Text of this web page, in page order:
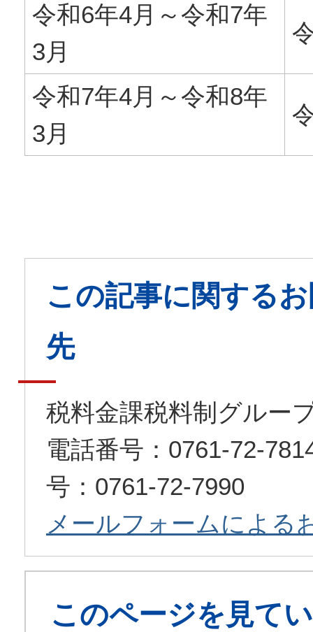
令和6年4月～令和7年
3月
令和7年4月～令和8年
3月
この記事に関する
先
税料金課税料制グルー
電話番号：0761-72-
号：0761-72-7990
メールフォームによる
このページを見て